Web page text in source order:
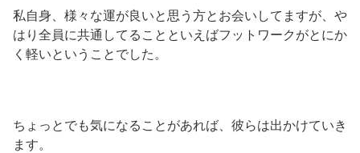
私自身、様々な運が良いと思う方とお会いしてますが、や
はり全員に共通してることといえばフットワークがとにか
く軽いということでした。
ちょっとでも気になることがあれば、彼らは出かけていき
ます。